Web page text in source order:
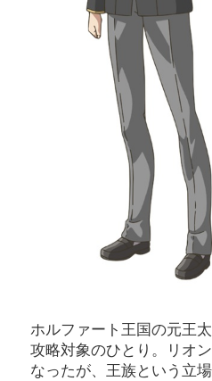
ホルファート王国の元王
攻略対象のひとり。リオ
なったが、王族という立